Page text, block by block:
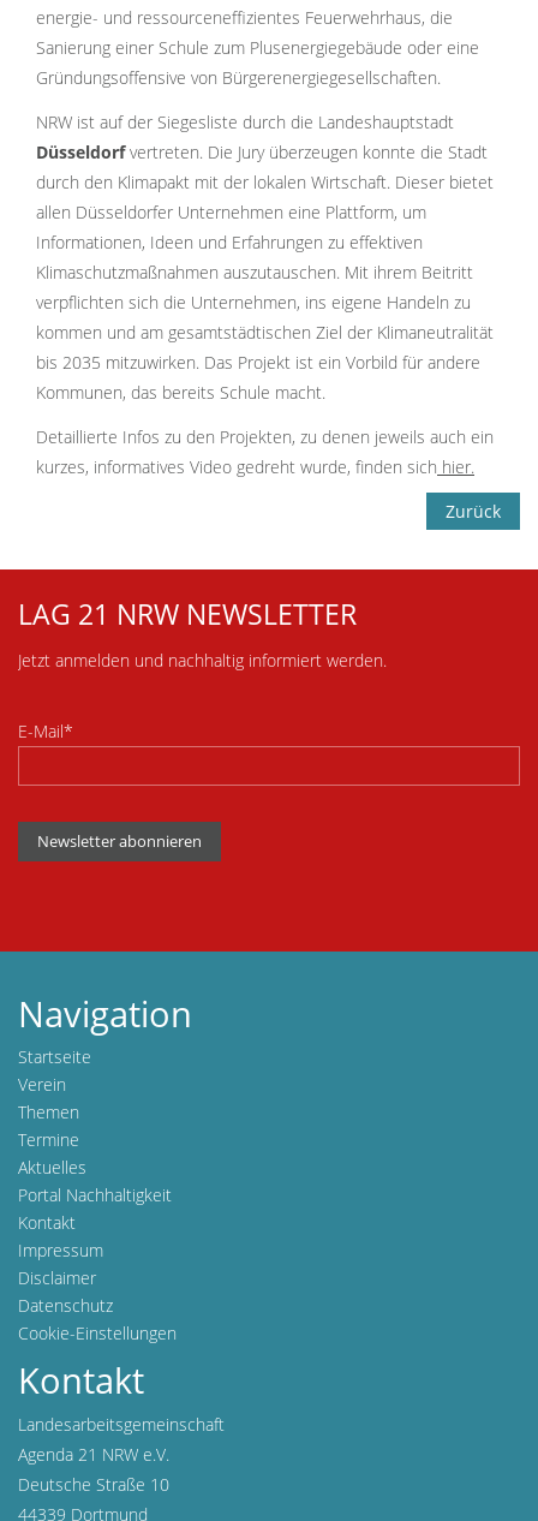
energie- und ressourceneffizientes Feuerwehrhaus, die
Sanierung einer Schule zum Plusenergiegebäude oder eine
Gründungsoffensive von Bürgerenergiegesellschaften.
NRW ist auf der Siegesliste durch die Landeshauptstadt
Düsseldorfvertreten. Die Jury überzeugen konnte die Stadt
durch den Klimapakt mit der lokalen Wirtschaft. Dieser bietet
allen Düsseldorfer Unternehmen eine Plattform, um
Informationen, Ideen und Erfahrungen zu effektiven
Klimaschutzmaßnahmen auszutauschen. Mit ihrem Beitritt
verpflichten sich die Unternehmen, ins eigene Handeln zu
kommen und am gesamtstädtischen Ziel der Klimaneutralität
bis 2035 mitzuwirken. Das Projekt ist ein Vorbild für andere
Kommunen, das bereits Schule macht.
Detaillierte Infos zu den Projekten, zu denen jeweils auch ein
kurzes, informatives Video gedreht wurde, finden sich hier.
Zurück
LAG 21 NRW NEWSLETTER
Jetzt anmelden und nachhaltig informiert werden.
E-Mail*
Newsletter abonnieren
Navigation
Startseite
Verein
Themen
Termine
Aktuelles
Portal Nachhaltigkeit
Kontakt
Impressum
Disclaimer
Datenschutz
Cookie-Einstellungen
Kontakt
Landesarbeitsgemeinschaft
Agenda 21 NRW e.V.
Deutsche Straße 10
44339 Dortmund